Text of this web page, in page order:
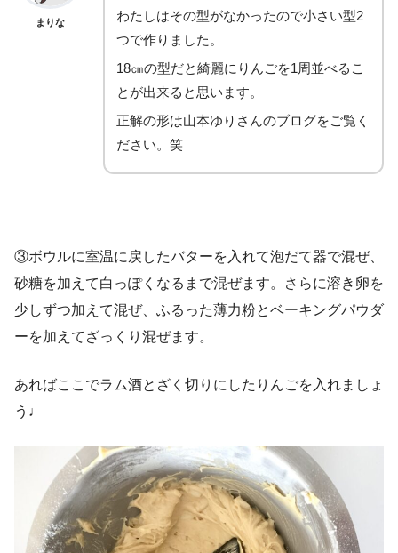
まりな
わたしはその型がなかったので小さい型2
つで作りました。
18㎝の型だと綺麗にりんごを1周並べるこ
とが出来ると思います。
正解の形は山本ゆりさんのブログをご覧く
ださい。笑
③ボウルに室温に戻したバターを入れて泡だて器で混ぜ、
砂糖を加えて白っぽくなるまで混ぜます。さらに溶き卵を
少しずつ加えて混ぜ、ふるった薄力粉とベーキングパウダ
ーを加えてざっくり混ぜます。
あればここでラム酒とざく切りにしたりんごを入れましょ
う♩